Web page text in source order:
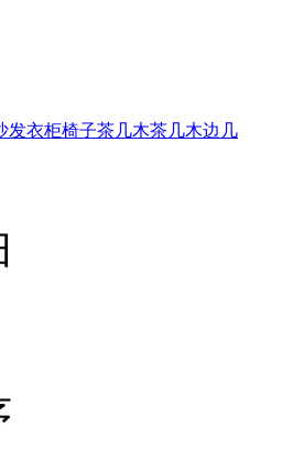
发衣柜椅子茶几木茶几木边几